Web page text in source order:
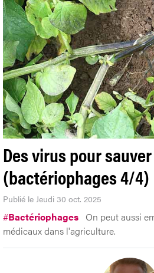
Des virus pour
(bactériophages 4/4)
Publié le Jeudi 30 oct. 2025
#Bactériophages On peut aussi
médicaux dans l'agriculture.